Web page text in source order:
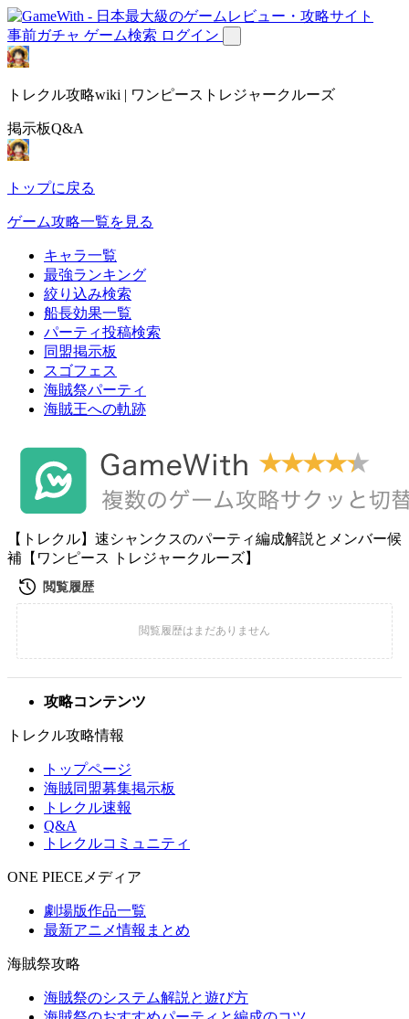
事前ガチャ ゲーム検索 ログイン
トレクル攻略wiki | ワンピーストレジャークルーズ
掲示板Q&A
トップに戻る
ゲーム攻略一覧を見る
キャラ一覧
最強ランキング
絞り込み検索
船長効果一覧
パーティ投稿検索
同盟掲示板
スゴフェス
海賊祭パーティ
海賊王への軌跡
【トレクル】速シャンクスのパーティ編成解説とメンバー候
補【ワンピース トレジャークルーズ】
攻略コンテンツ
トレクル攻略情報
トップページ
海賊同盟募集掲示板
トレクル速報
Q&A
トレクルコミュニティ
ONE PIECEメディア
劇場版作品一覧
最新アニメ情報まとめ
海賊祭攻略
海賊祭のシステム解説と遊び方